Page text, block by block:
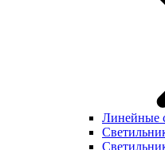
Линейные